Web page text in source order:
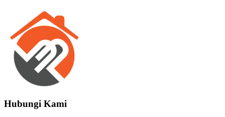
Hubungi Kami